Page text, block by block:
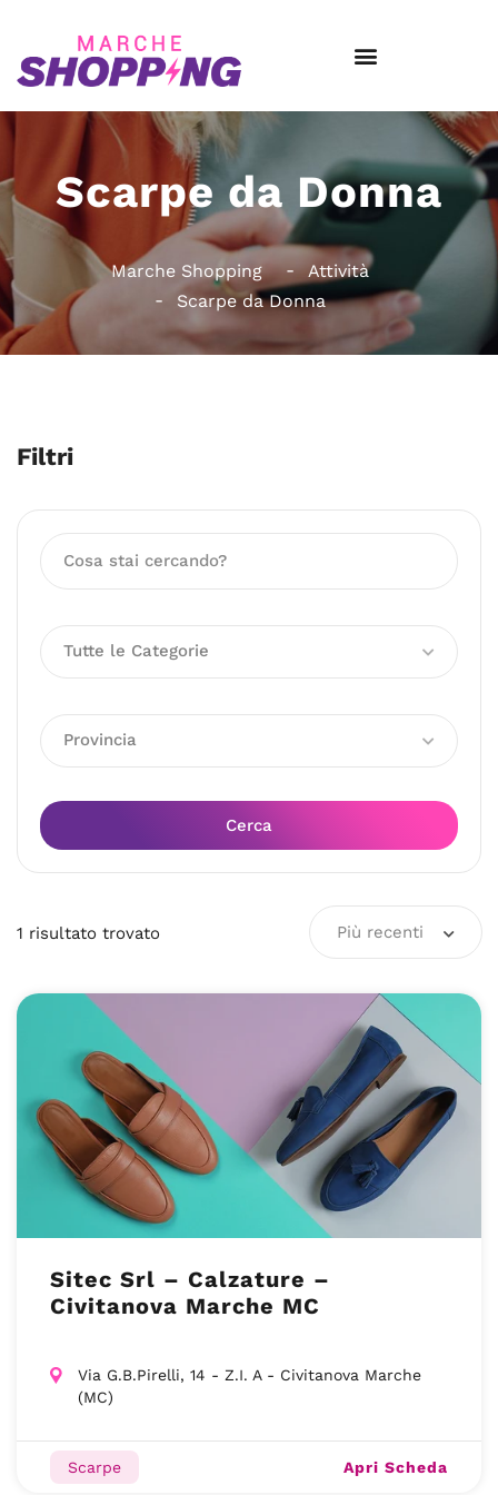
Scarpe da Donna
Marche Shopping
Attività
Scarpe da Donna
Filtri
Tutte le Categorie
Provincia
Cerca
1 risultato trovato Più recenti
Sitec Srl – Calzature –
Civitanova Marche MC
Via G.B.Pirelli, 14 - Z.I. A - Civitanova Marche
(MC)
Scarpe Apri Scheda